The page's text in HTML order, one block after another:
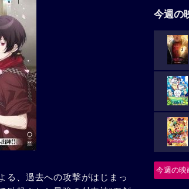
る、過去への攻撃がはじまっ
今週の
今週の映